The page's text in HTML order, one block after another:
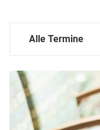
Alle Termine